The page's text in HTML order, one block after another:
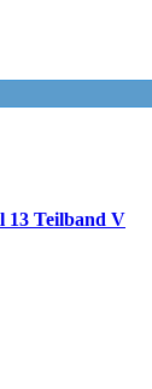
13 Teilband V